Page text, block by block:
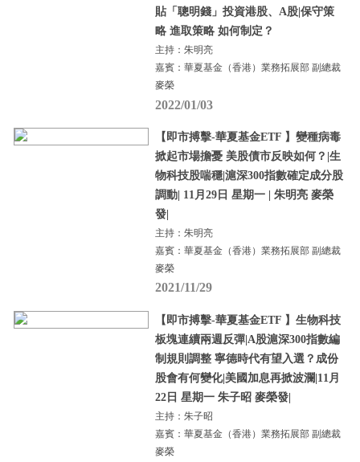
貼「聰明錢」投資港股、A股|保守策
略 進取策略 如何制定？
主持：朱明亮
嘉賓：華夏基金（香港）業務拓展部 副總裁
麥榮
2022/01/03
【即市搏擊-華夏基金ETF 】變種病毒
掀起市場擔憂 美股債市反映如何？|生
物科技股喘穩|滬深300指數確定成分股
調動| 11月29日 星期一 | 朱明亮 麥榮
發|
主持：朱明亮
嘉賓：華夏基金（香港）業務拓展部 副總裁
麥榮
2021/11/29
【即市搏擊-華夏基金ETF 】生物科技
板塊連續兩週反彈|A股滬深300指數編
制規則調整 寧德時代有望入選？成份
股會有何變化|美國加息再掀波瀾|11月
22日 星期一 朱子昭 麥榮發|
主持：朱子昭
嘉賓：華夏基金（香港）業務拓展部 副總裁
麥榮